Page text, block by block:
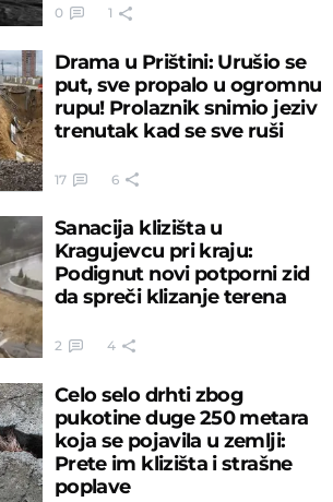
0 1
Drama u Prištini: Urušio se
put, sve propalo u ogromnu
rupu! Prolaznik snimio jeziv
trenutak kad se sve ruši
17 6
Sanacija klizišta u
Kragujevcu pri kraju:
Podignut novi potporni zid
da spreči klizanje terena
2 4
Celo selo drhti zbog
pukotine duge 250 metara
koja se pojavila u zemlji:
Prete im klizišta i strašne
poplave